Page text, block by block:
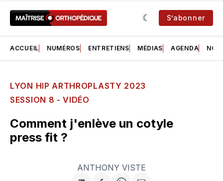
S’abonner
ACCUEIL NUMÉROS ENTRETIENS MÉDIAS AGENDA NOS
LYON HIP ARTHROPLASTY 2023
SESSION 8 - VIDÉO
Comment j'enlève un cotyle
press fit ?
ANTHONY VISTE